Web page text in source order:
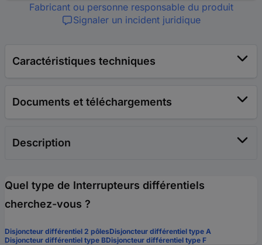
Fabricant ou personne responsable du produit
Signaler un incident juridique
Caractéristiques techniques
Documents et téléchargements
Description
Quel type de Interrupteurs différentiels
cherchez-vous ?
Disjoncteur différentiel 2 pôlesDisjoncteur différentiel type A
Disjoncteur différentiel type BDisjoncteur différentiel type F